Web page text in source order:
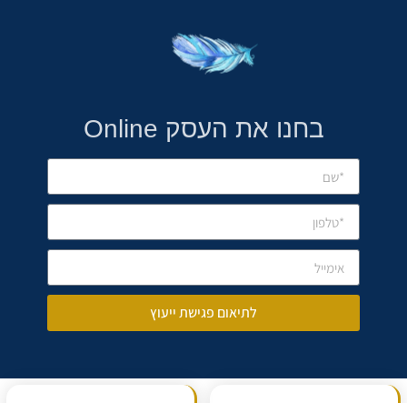
בחנו את העסק Online
לתיאום פגישת ייעוץ